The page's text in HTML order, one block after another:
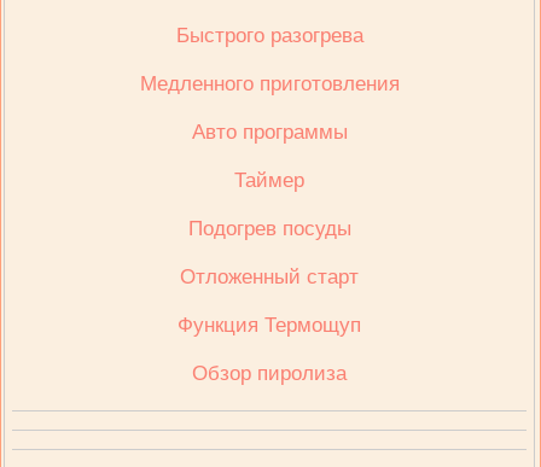
Быстрого разогрева
Медленного приготовления
Авто программы
Таймер
Подогрев посуды
Отложенный старт
Функция Термощуп
Обзор пиролиза